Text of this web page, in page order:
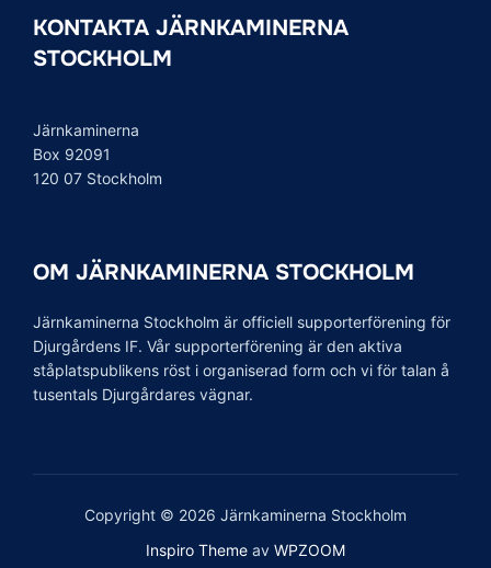
KONTAKTA JÄRNKAMINERNA
STOCKHOLM
Järnkaminerna
Box 92091
120 07 Stockholm
OM JÄRNKAMINERNA STOCKHOLM
Järnkaminerna Stockholm är officiell supporterförening för
Djurgårdens IF. Vår supporterförening är den aktiva
ståplatspublikens röst i organiserad form och vi för talan å
tusentals Djurgårdares vägnar.
Copyright © 2026 Järnkaminerna Stockholm
Inspiro Theme av WPZOOM